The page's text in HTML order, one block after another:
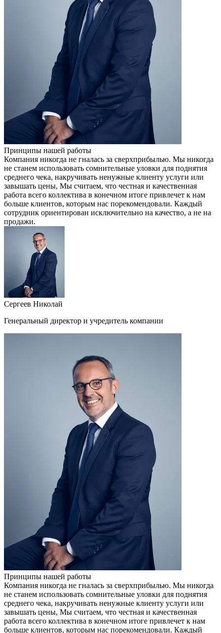
Принципы нашей работы
Компания никогда не гналась за сверхприбылью. Мы никогда
не станем использовать сомнительные уловки для поднятия
среднего чека, накручивать ненужные клиенту услуги или
завышать цены, Мы считаем, что честная и качественная
работа всего коллектива в конечном итоге привлечет к нам
больше клиентов, которым нас порекомендовали. Каждый
сотрудник ориентирован исключительно на качество, а не на
продажи.
Сергеев Николай
Генеральный директор и учредитель компании
Принципы нашей работы
Компания никогда не гналась за сверхприбылью. Мы никогда
не станем использовать сомнительные уловки для поднятия
среднего чека, накручивать ненужные клиенту услуги или
завышать цены, Мы считаем, что честная и качественная
работа всего коллектива в конечном итоге привлечет к нам
больше клиентов, которым нас порекомендовали. Каждый